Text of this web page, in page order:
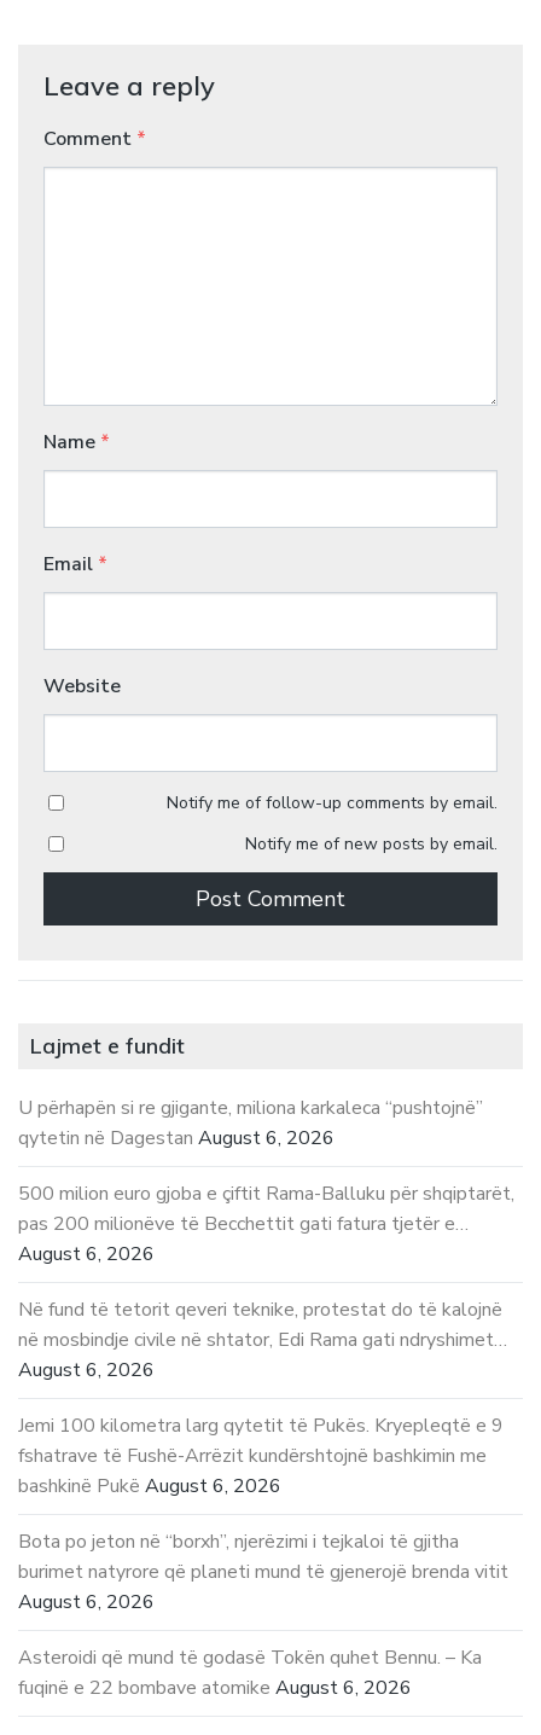
Leave a reply
Comment *
Name *
Email *
Website
Notify me of follow-up comments by email.
Notify me of new posts by email.
Lajmet e fundit
U përhapën si re gjigante, miliona karkaleca “pushtojnë”
qytetin në Dagestan August 6, 2026
500 milion euro gjoba e çiftit Rama-Balluku për shqiptarët,
pas 200 milionëve të Becchettit gati fatura tjetër e…
August 6, 2026
Në fund të tetorit qeveri teknike, protestat do të kalojnë
në mosbindje civile në shtator, Edi Rama gati ndryshimet…
August 6, 2026
Jemi 100 kilometra larg qytetit të Pukës. Kryepleqtë e 9
fshatrave të Fushë-Arrëzit kundërshtojnë bashkimin me
bashkinë Pukë August 6, 2026
Bota po jeton në “borxh”, njerëzimi i tejkaloi të gjitha
burimet natyrore që planeti mund të gjenerojë brenda vitit
August 6, 2026
Asteroidi që mund të godasë Tokën quhet Bennu. – Ka
fuqinë e 22 bombave atomike August 6, 2026